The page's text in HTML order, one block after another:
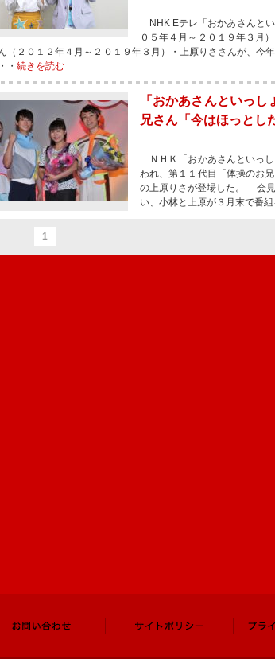
NHK Eテレ「おかあさんと
０５年４月～２０１９年３月
（２０１２年４月～２０１９年３月）・上原りささんが、今
・ 続きを読む
「おかあさんといっ
兄さん「今はほっとし
ＮＨＫ「おかあさんといっ
われ、第１１代目「体操のお
の上原りさが登場した。 会見
い、小林と上原が３月末で番組
1